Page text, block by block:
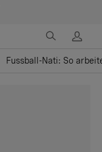
Fussball-Nati: So